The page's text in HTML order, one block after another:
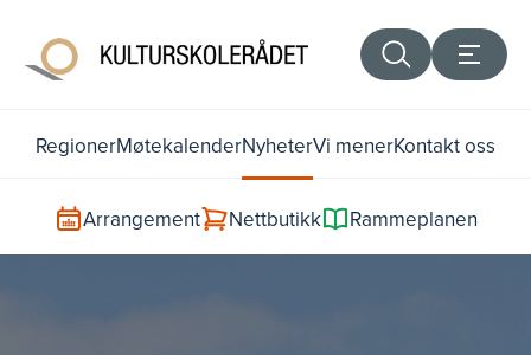
RegionerMøtekalenderNyheterVi menerKontakt oss
Arrangement Nettbutikk Rammeplanen